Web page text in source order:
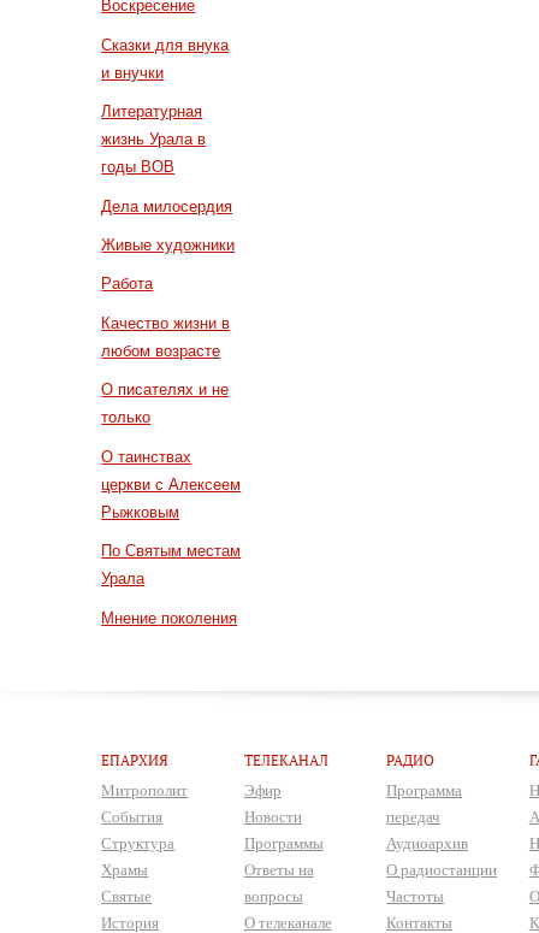
Воскресение
Сказки для внука
и внучки
Литературная
жизнь Урала в
годы ВОВ
Дела милосердия
Живые художники
Работа
Качество жизни в
любом возрасте
О писателях и не
только
О таинствах
церкви с Алексеем
Рыжковым
По Святым местам
Урала
Мнение поколения
ЕПАРХИЯ
Митрополит
События
Структура
Храмы
Святые
История
ТЕЛЕКАНАЛ
Эфир
Новости
Программы
Ответы на
вопросы
О телеканале
РАДИО
Программа
передач
Аудиоархив
О радиостанции
Частоты
Контакты